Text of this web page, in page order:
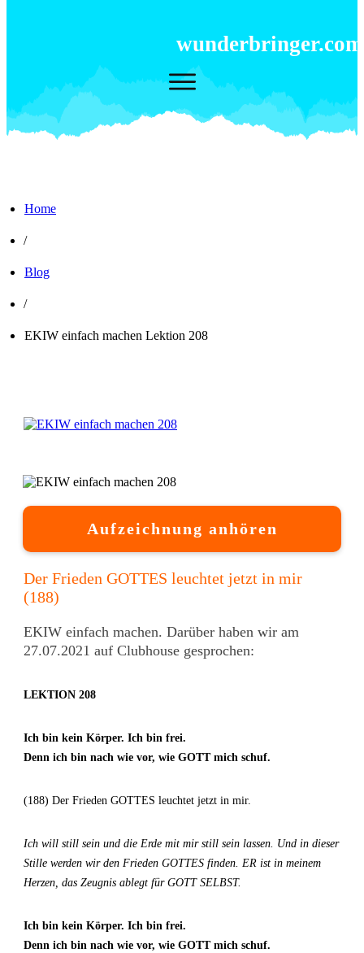
wunderbringer.com
Home
/
Blog
/
EKIW einfach machen Lektion 208
Aufzeichnung anhören
Der Frieden GOTTES leuchtet jetzt in mir
(188)
EKIW einfach machen. Darüber haben wir am
27.07.2021 auf Clubhouse gesprochen:
LEKTION 208
Ich bin kein Körper. Ich bin frei.
Denn ich bin nach wie vor, wie GOTT mich schuf.
(188) Der Frieden GOTTES leuchtet jetzt in mir.
Ich will still sein und die Erde mit mir still sein lassen. Und in dieser
Stille werden wir den Frieden GOTTES finden. ER ist in meinem
Herzen, das Zeugnis ablegt für GOTT SELBST.
Ich bin kein Körper. Ich bin frei.
Denn ich bin nach wie vor, wie GOTT mich schuf.